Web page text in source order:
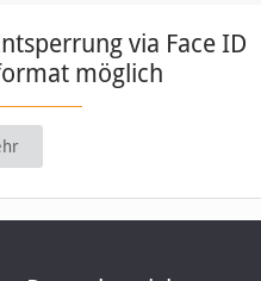
via Face ID
möglich